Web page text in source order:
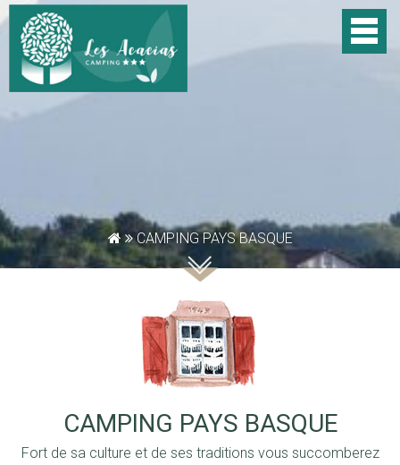
CAMPING PAYS BASQUE
CAMPING PAYS BASQUE
Fort de sa culture et de ses traditions vous succomberez